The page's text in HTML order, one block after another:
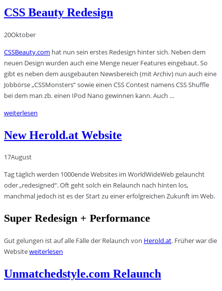
CSS Beauty Redesign
20Oktober
CSSBeauty.com hat nun sein erstes Redesign hinter sich. Neben dem
neuen Design wurden auch eine Menge neuer Features eingebaut. So
gibt es neben dem ausgebauten Newsbereich (mit Archiv) nun auch eine
Jobbörse „CSSMonsters“ sowie einen CSS Contest namens CSS Shuffle
bei dem man zb. einen IPod Nano gewinnen kann. Auch …
weiterlesen
New Herold.at Website
17August
Tag täglich werden 1000ende Websites im WorldWideWeb gelauncht
oder „redesigned“. Oft geht solch ein Relaunch nach hinten los,
manchmal jedoch ist es der Start zu einer erfolgreichen Zukunft im Web.
Super Redesign + Performance
Gut gelungen ist auf alle Fälle der Relaunch von Herold.at. Früher war die
Websiteweiterlesen
Unmatchedstyle.com Relaunch